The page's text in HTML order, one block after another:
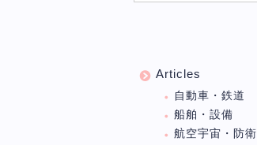
Articles
自動車・鉄道
船舶・設備
航空宇宙・防衛